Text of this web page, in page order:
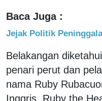
Baca Juga :
Jejak Politik
Belakangan
penari perut dan
nama Ruby
Inggris, Ruby the